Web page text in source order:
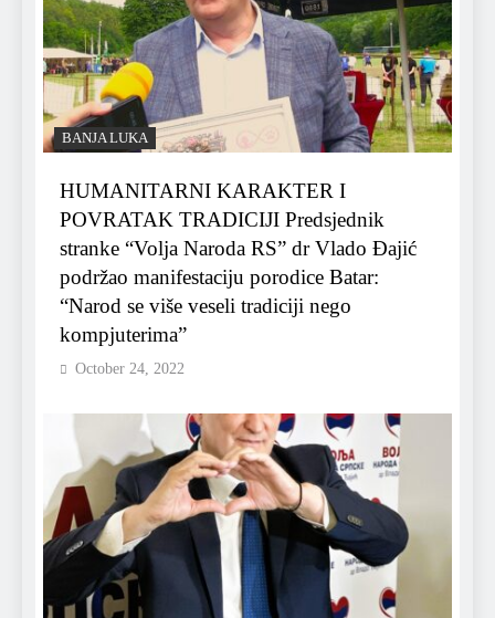
BANJA LUKA
HUMANITARNI KARAKTER I
POVRATAK TRADICIJI Predsjednik
stranke “Volja Naroda RS” dr Vlado Đajić
podržao manifestaciju porodice Batar:
“Narod se više veseli tradiciji nego
kompjuterima”
October 24, 2022